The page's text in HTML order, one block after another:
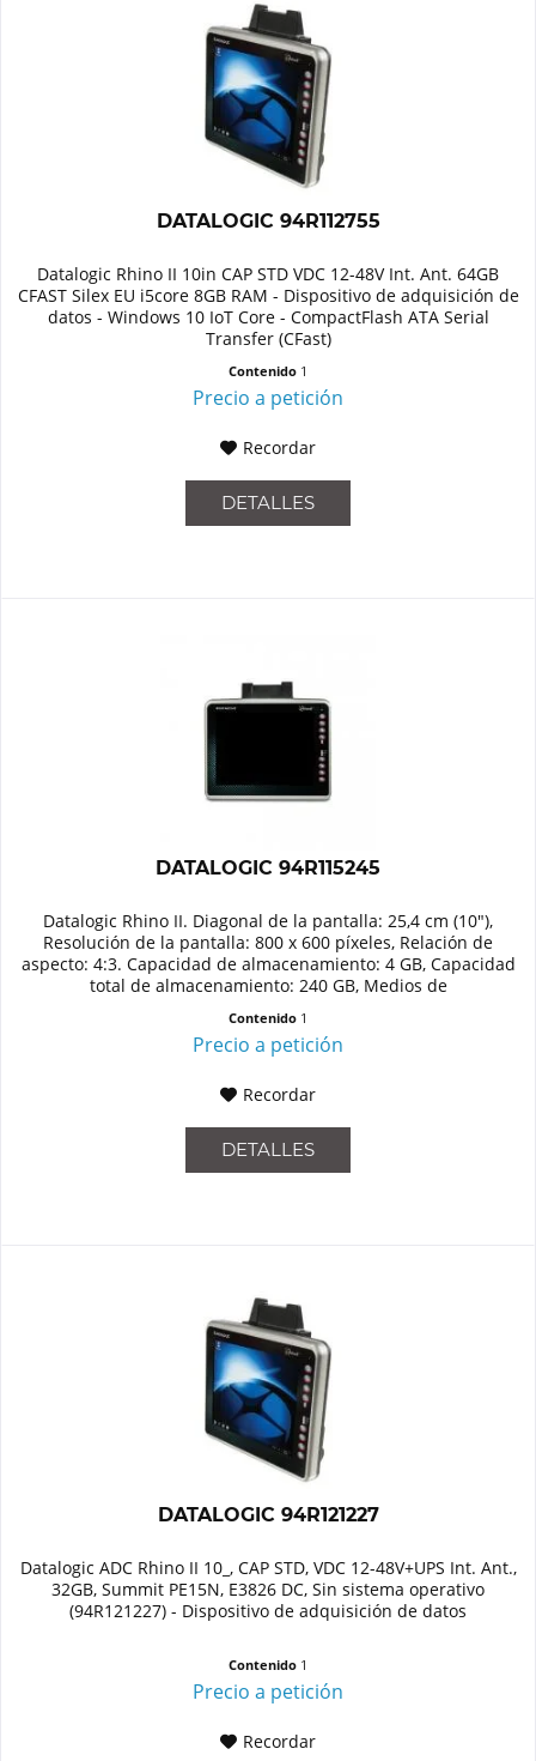
DATALOGIC 94R112755
Datalogic Rhino II 10in CAP STD VDC 12-48V Int. Ant. 64GB
CFAST Silex EU i5core 8GB RAM - Dispositivo de adquisición de
datos - Windows 10 IoT Core - CompactFlash ATA Serial
Transfer (CFast)
Contenido 1
Precio a petición
Recordar
DETALLES
DATALOGIC 94R115245
Datalogic Rhino II. Diagonal de la pantalla: 25,4 cm (10"),
Resolución de la pantalla: 800 x 600 píxeles, Relación de
aspecto: 4:3. Capacidad de almacenamiento: 4 GB, Capacidad
total de almacenamiento: 240 GB, Medios de
Contenido 1
Precio a petición
Recordar
DETALLES
DATALOGIC 94R121227
Datalogic ADC Rhino II 10_, CAP STD, VDC 12-48V+UPS Int. Ant.,
32GB, Summit PE15N, E3826 DC, Sin sistema operativo
(94R121227) - Dispositivo de adquisición de datos
Contenido 1
Precio a petición
Recordar